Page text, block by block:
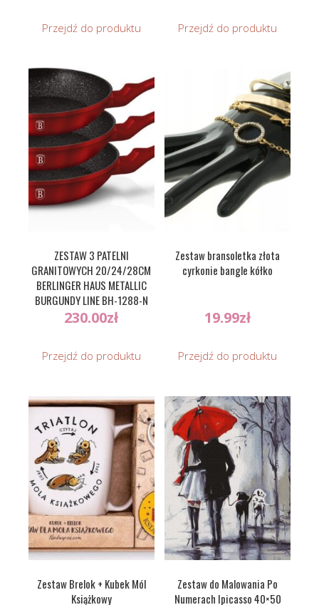
Przejdź do produktu Przejdź do produktu
ZESTAW 3 PATELNI
GRANITOWYCH 20/24/28CM
BERLINGER HAUS METALLIC
BURGUNDY LINE BH-1288-N
230.00zł
Przejdź do produktu
Zestaw bransoletka złota
cyrkonie bangle kółko
19.99zł
Przejdź do produktu
Zestaw Brelok + Kubek Mól
Książkowy
Zestaw do Malowania Po
Numerach Ipicasso 40×50